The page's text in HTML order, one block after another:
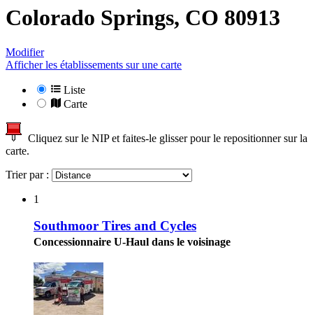
Colorado Springs, CO 80913
Modifier
Afficher les établissements sur une carte
Liste
Carte
Cliquez sur le NIP et faites-le glisser pour le repositionner sur la
carte.
Trier par :
1
Southmoor Tires and Cycles
Concessionnaire U-Haul dans le voisinage